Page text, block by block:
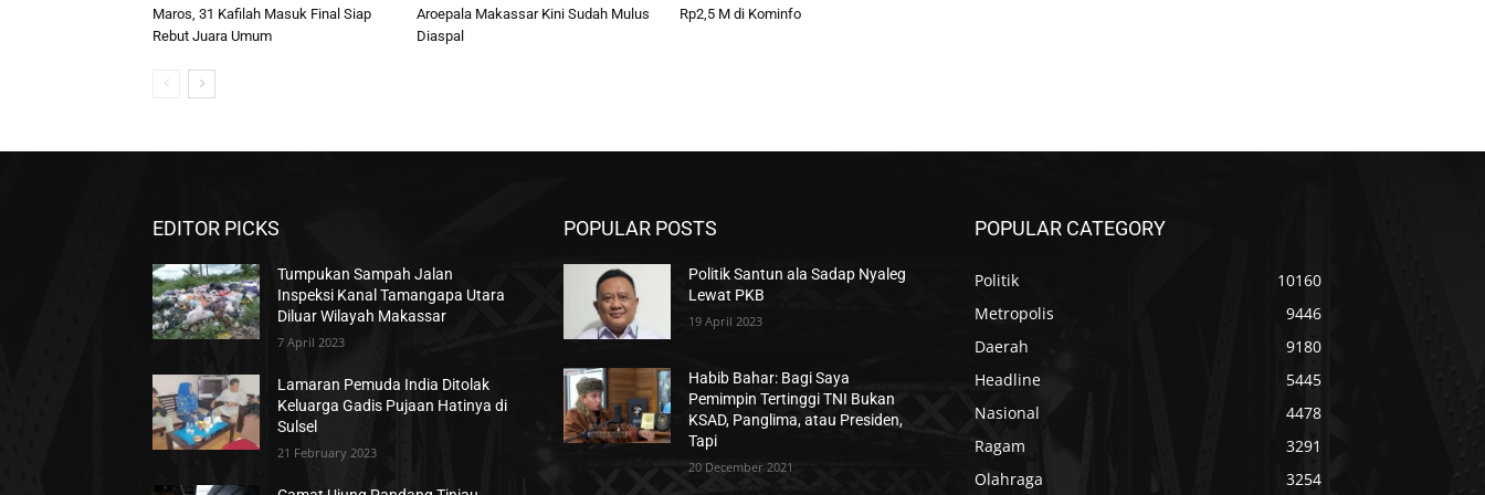
Maros, 31 Kafilah Masuk Final Siap
Rebut Juara Umum
Aroepala Makassar Kini Sudah Mulus
Diaspal
Rp2,5 M di Kominfo
EDITOR PICKS
Tumpukan Sampah Jalan
Inspeksi Kanal Tamangapa Utara
Diluar Wilayah Makassar
7 April 2023
Lamaran Pemuda India Ditolak
Keluarga Gadis Pujaan Hatinya di
Sulsel
21 February 2023
POPULAR POSTS
Politik Santun ala Sadap Nyaleg
Lewat PKB
19 April 2023
Habib Bahar: Bagi Saya
Pemimpin Tertinggi TNI Bukan
KSAD, Panglima, atau Presiden,
Tapi
20 December 2021
POPULAR CATEGORY
Politik
10160
Metropolis
9446
Daerah
9180
Headline
5445
Nasional
4478
Ragam
3291
Olahraga
3254